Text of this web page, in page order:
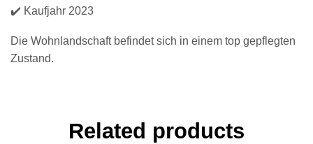
✔️ Kaufjahr 2023
Die Wohnlandschaft befindet sich in einem top gepflegten
Zustand.
Related products